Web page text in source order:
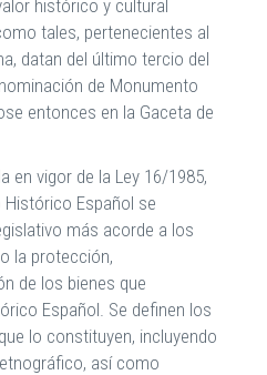
histórico y cultural
tales, pertenecientes al
datan del último tercio del
de Monumento
entonces en la Gaceta de
en vigor de la Ley 16/1985,
Histórico Español se
más acorde a los
la protección,
de los bienes que
Español. Se definen los
lo constituyen, incluyendo
así como